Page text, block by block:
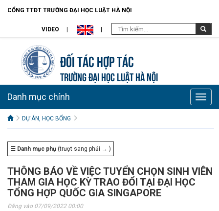
CỔNG TTĐT TRƯỜNG ĐẠI HỌC LUẬT HÀ NỘI
VIDEO
Đối tác hợp tác
TRƯỜNG ĐẠI HỌC LUẬT HÀ NỘI
Toggle
Danh mục chính
DỰ ÁN, HỌC BỔNG
☰ Danh mục phụ (trượt sang phải → )
THÔNG BÁO VỀ VIỆC TUYỂN CHỌN SINH VIÊN
THAM GIA HỌC KỲ TRAO ĐỔI TẠI ĐẠI HỌC
TỔNG HỢP QUỐC GIA SINGAPORE
Đăng vào 07/09/2022 00:00